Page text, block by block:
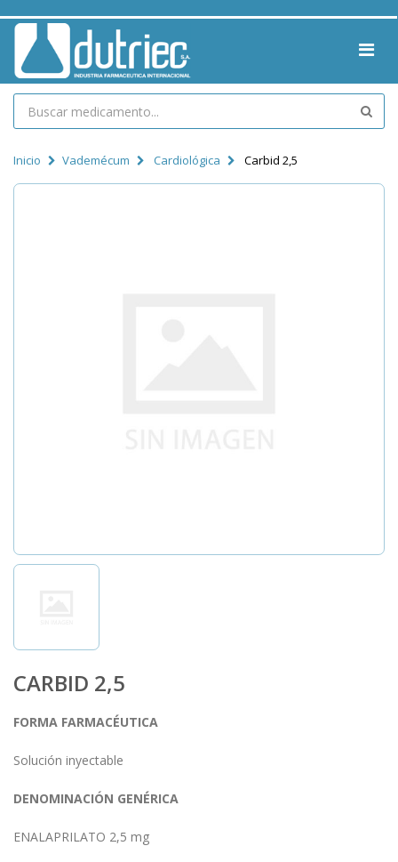
Inicio Vademécum Cardiológica Carbid 2,5
CARBID 2,5
FORMA FARMACÉUTICA
Solución inyectable
DENOMINACIÓN GENÉRICA
ENALAPRILATO 2,5 mg